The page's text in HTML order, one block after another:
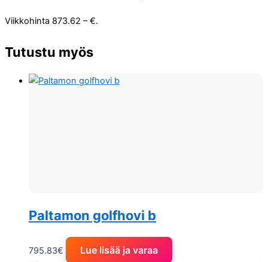
Viikkohinta 873.62 – €.
Tutustu myös
Paltamon golfhovi b
795.83€ Lue lisää ja varaa